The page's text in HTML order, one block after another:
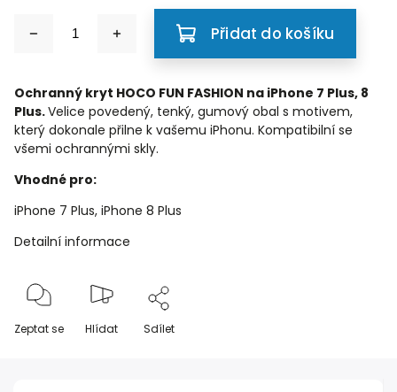
Přidat do košíku
Ochranný kryt HOCO FUN FASHION na iPhone 7 Plus, 8
Plus.Velice povedený, tenký, gumový obal s motivem,
který dokonale přilne k vašemu iPhonu. Kompatibilní se
všemi ochrannými skly.
Vhodné pro:
iPhone 7 Plus, iPhone 8 Plus
Detailní informace
Zeptat se Hlídat Sdílet